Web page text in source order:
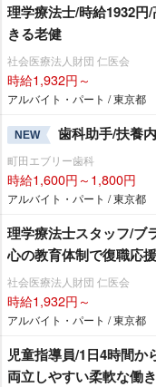
理学療法士/時給1932
きる老健
社会医療法人財団 仁医会
時給1,932円～
アルバイト・パート / 東京都
NEW 歯科助手/扶養
町田エブリー歯科
時給1,600円～1,800円
アルバイト・パート / 東京都
理学療法士スタッフ/ブ
心の教育体制で復職応援
社会医療法人財団 仁医会
時給1,932円～
アルバイト・パート / 東京都
児童指導員/1日4時間か
両立しやすい柔軟な働